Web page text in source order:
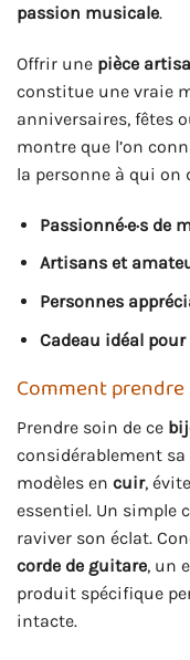
passion musicale.
Offrir une pièce
constitue une vraie
anniversaires, fêtes
montre que l’on
la personne à qui on
Passionné·e·s de
Artisans et
Personnes
Cadeau idéal
Comment
Prendre soin de ce
considérablement
modèles en cuir,
essentiel. Un simple
raviver son éclat.
corde de guitare, un
produit spécifique
intacte.